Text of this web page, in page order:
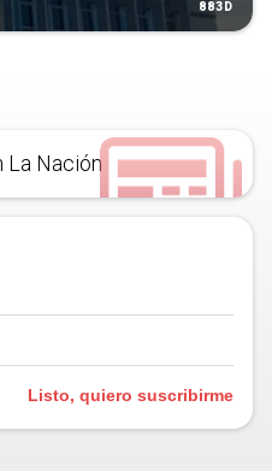
883D
Nación
Listo, quiero suscribirme